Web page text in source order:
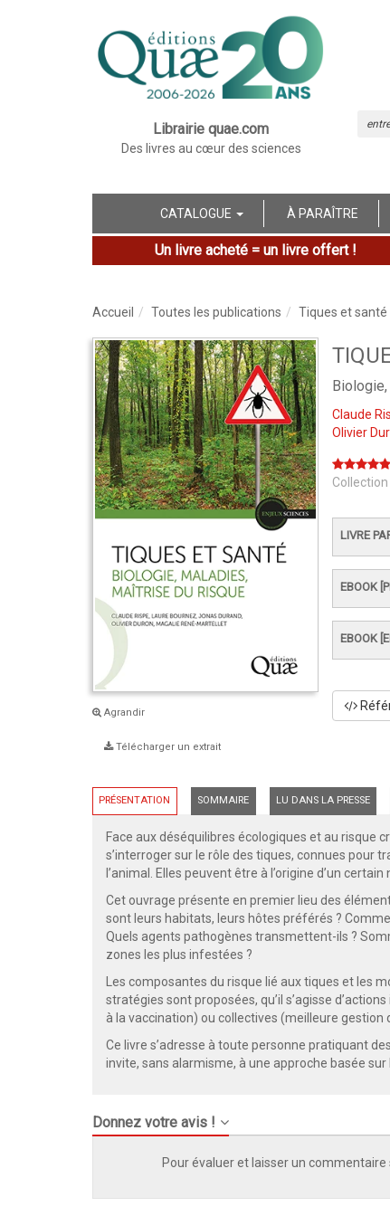
Librairie quae.com
Des livres au cœur des sciences
CATALOGUE À PARAÎTRE
Un livre acheté = un livre offert !
Accueil Toutes les publications Tiques et santé
Agrandir
Télécharger un extrait
Claude
Olivier
Collection
LIVRE
EBOOK
EBOOK
PRÉSENTATION SOMMAIRE LU DANS LA PRESSE
Face aux déséquilibres écologiques et au risque
s’interroger sur le rôle des tiques, connues pour
l’animal. Elles peuvent être à l’origine d’un
Cet ouvrage présente en premier lieu des
sont leurs habitats, leurs hôtes préférés ?
Quels agents pathogènes transmettent-ils ?
zones les plus infestées ?
Les composantes du risque lié aux tiques et les
stratégies sont proposées, qu’il s’agisse
à la vaccination) ou collectives (meilleure
Ce livre s’adresse à toute personne pratiquant
invite, sans alarmisme, à une approche basée sur
Donnez votre avis !
Pour évaluer et laisser un